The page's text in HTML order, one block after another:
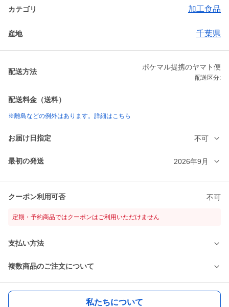
カテゴリ 加工食品
産地 千葉県
配送方法
ポケマル提携のヤマト便
配送区分:
配送料金（送料）
※離島などの例外はあります。詳細はこちら
お届け日指定 不可
最初の発送 2026年9月
クーポン利用可否 不可
定期・予約商品ではクーポンはご利用いただけません
支払い方法
複数商品のご注文について
私たちについて